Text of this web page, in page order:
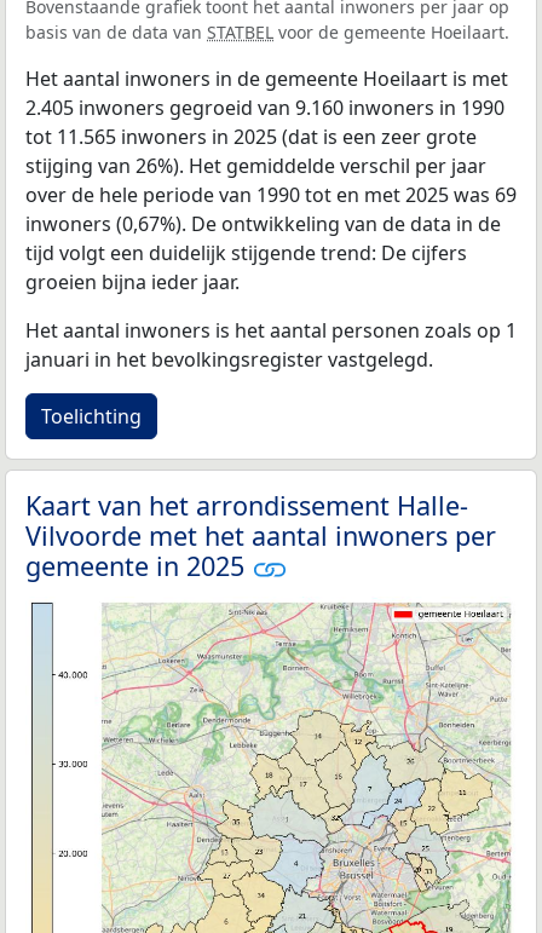
Bovenstaande grafiek toont het aantal inwoners per jaar op
basis van de data van STATBEL voor de gemeente Hoeilaart.
Het aantal inwoners in de gemeente Hoeilaart is met
2.405 inwoners gegroeid van 9.160 inwoners in 1990
tot 11.565 inwoners in 2025 (dat is een zeer grote
stijging van 26%). Het gemiddelde verschil per jaar
over de hele periode van 1990 tot en met 2025 was 69
inwoners (0,67%). De ontwikkeling van de data in de
tijd volgt een duidelijk stijgende trend: De cijfers
groeien bijna ieder jaar.
Het aantal inwoners is het aantal personen zoals op 1
januari in het bevolkingsregister vastgelegd.
Toelichting
Kaart van het arrondissement Halle-
Vilvoorde met het aantal inwoners per
gemeente in 2025